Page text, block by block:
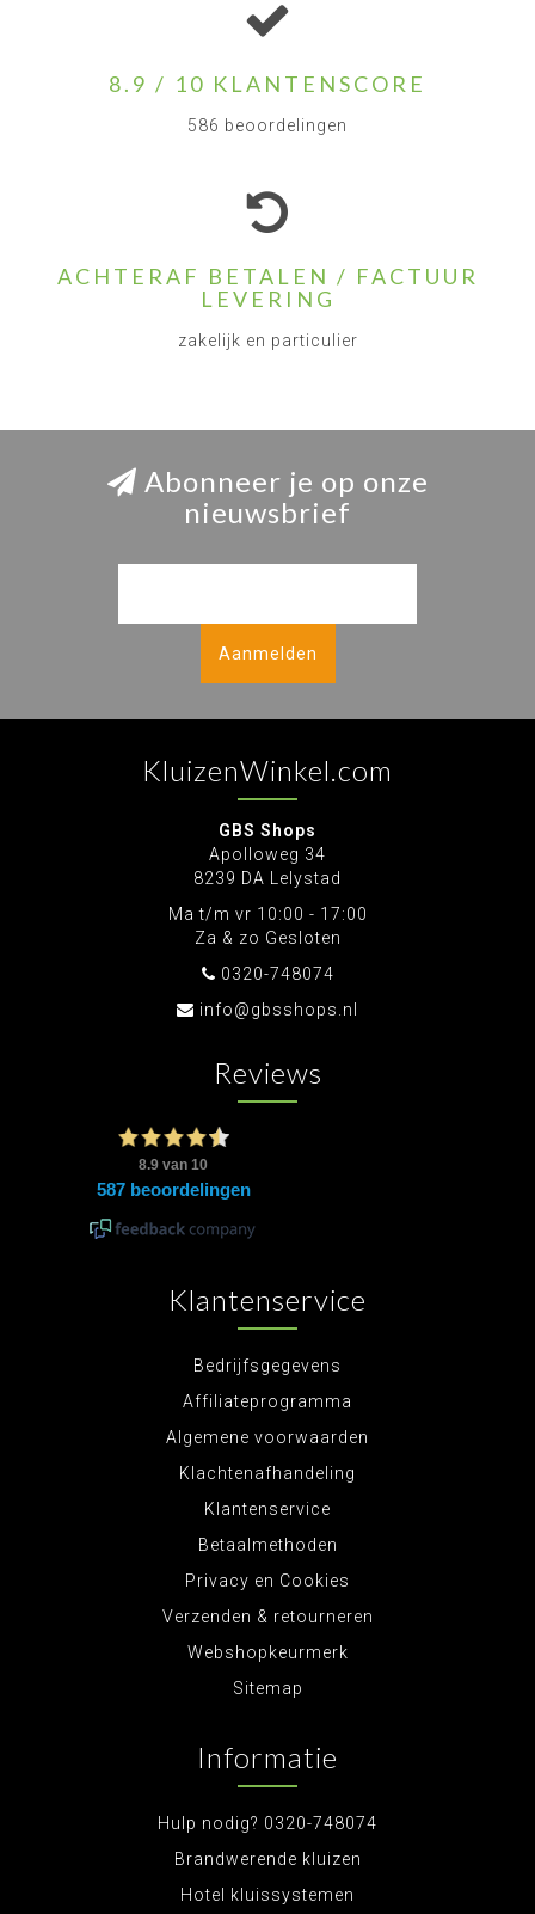
8.9 / 10 KLANTENSCORE
586 beoordelingen
ACHTERAF BETALEN / FACTUUR
LEVERING
zakelijk en particulier
Abonneer je op onze
nieuwsbrief
Aanmelden
KluizenWinkel.com
GBS Shops
Apolloweg 34
8239 DA Lelystad
Ma t/m vr 10:00 - 17:00
Za & zo Gesloten
0320-748074
info@gbsshops.nl
Reviews
Klantenservice
Bedrijfsgegevens
Affiliateprogramma
Algemene voorwaarden
Klachtenafhandeling
Klantenservice
Betaalmethoden
Privacy en Cookies
Verzenden & retourneren
Webshopkeurmerk
Sitemap
Informatie
Hulp nodig? 0320-748074
Brandwerende kluizen
Hotel kluissystemen